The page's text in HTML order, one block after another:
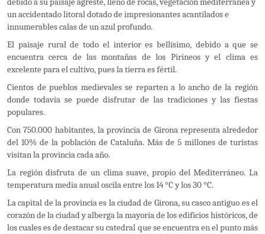
un accidentado litoral dotado de impresionantes acantilados e
innumerables calas de un azul profundo.
El paisaje rural de todo el interior es bellísimo, debido a que se
encuentra cerca de las montañas de los Pirineos y el clima es
excelente para el cultivo, pues la tierra es fértil.
Cientos de pueblos medievales se reparten a lo ancho de la región
donde todavía se puede disfrutar de las tradiciones y las fiestas
populares.
Con 750.000 habitantes, la provincia de Girona representa alrededor
del 10% de la población de Cataluña. Más de 5 millones de turistas
visitan la provincia cada año.
La región disfruta de un clima suave, propio del Mediterráneo. La
temperatura media anual oscila entre los 14 °C y los 30 °C.
La capital de la provincia es la ciudad de Girona, su casco antiguo es el
corazón de la ciudad y alberga la mayoría de los edificios históricos, de
los cuales es de destacar su catedral que se encuentra en el punto más